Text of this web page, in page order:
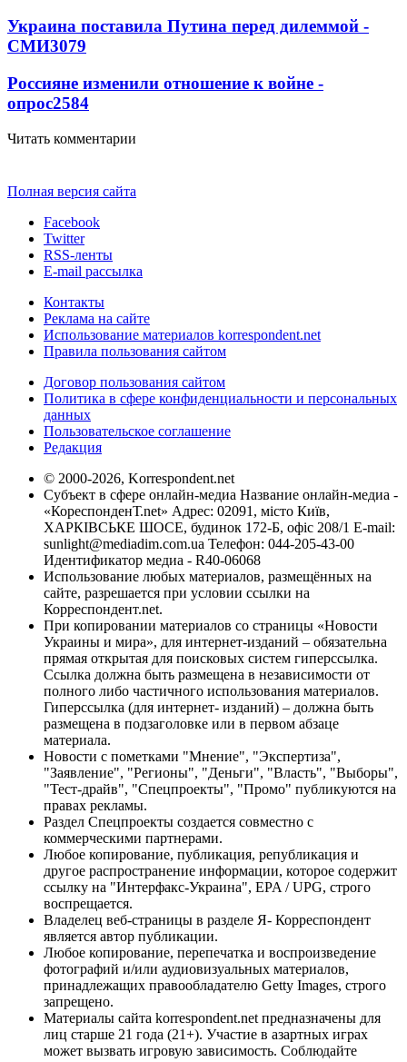
Украина поставила Путина перед дилеммой -
СМИ3079
Россияне изменили отношение к войне -
опрос2584
Читать комментарии
Полная версия сайта
Facebook
Twitter
RSS-ленты
E-mail рассылка
Контакты
Реклама на сайте
Использование материалов korrespondent.net
Правила пользования сайтом
Договор пользования сайтом
Политика в сфере конфиденциальности и персональных
данных
Пользовательское соглашение
Редакция
© 2000-2026, Korrespondent.net
Субъект в сфере онлайн-медиа Название онлайн-медиа -
«КореспонденТ.net» Адрес: 02091, місто Київ,
ХАРКІВСЬКЕ ШОСЕ, будинок 172-Б, офіс 208/1 E-mail:
sunlight@mediadim.com.ua Телефон: 044-205-43-00
Идентификатор медиа - R40-06068
Использование любых материалов, размещённых на
сайте, разрешается при условии ссылки на
Корреспондент.net.
При копировании материалов со страницы «Новости
Украины и мира», для интернет-изданий – обязательна
прямая открытая для поисковых систем гиперссылка.
Ссылка должна быть размещена в независимости от
полного либо частичного использования материалов.
Гиперссылка (для интернет- изданий) – должна быть
размещена в подзаголовке или в первом абзаце
материала.
Новости с пометками "Мнение", "Экспертиза",
"Заявление", "Регионы", "Деньги", "Власть", "Выборы",
"Тест-драйв", "Спецпроекты", "Промо" публикуются на
правах рекламы.
Раздел Спецпроекты создается совместно с
коммерческими партнерами.
Любое копирование, публикация, републикация и
другое распространение информации, которое содержит
ссылку на "Интерфакс-Украина", EPA / UPG, строго
воспрещается.
Владелец веб-страницы в разделе Я- Корреспондент
является автор публикации.
Любое копирование, перепечатка и воспроизведение
фотографий и/или аудиовизуальных материалов,
принадлежащих правообладателю Getty Images, строго
запрещено.
Материалы сайта korrespondent.net предназначены для
лиц старше 21 года (21+). Участие в азартных играх
может вызвать игровую зависимость. Соблюдайте